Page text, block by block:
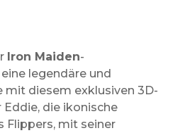
Iron Maiden-
legendäre und
mit diesem exklusiven 3D-
Eddie, die ikonische
Flippers, mit seiner